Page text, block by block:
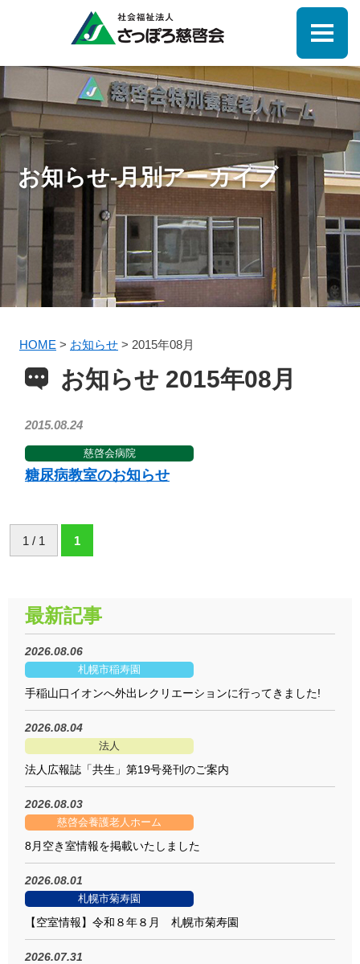
お知らせ-月別アーカイブ
HOME > お知らせ > 2015年08月
お知らせ 2015年08月
2015.08.24
慈啓会病院
糖尿病教室のお知らせ
1 / 1 1
最新記事
2026.08.06
札幌市稲寿園
手稲山口イオンへ外出レクリエーションに行ってきました!
2026.08.04
法人
法人広報誌「共生」第19号発刊のご案内
2026.08.03
慈啓会養護老人ホーム
8月空き室情報を掲載いたしました
2026.08.01
札幌市菊寿園
【空室情報】令和８年８月 札幌市菊寿園
2026.07.31